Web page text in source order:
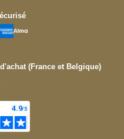
(France et Belgique)